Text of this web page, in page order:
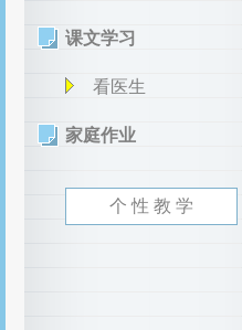
课文学习
看医生
家庭作业
个 性 教 学